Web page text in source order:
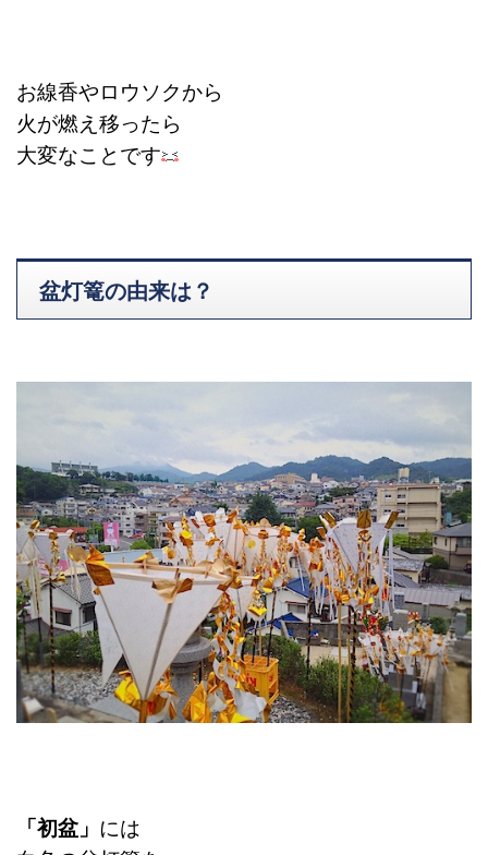
お線香やロウソクから
火が燃え移ったら
大変なことです
盆灯篭の由来は？
「初盆」 には